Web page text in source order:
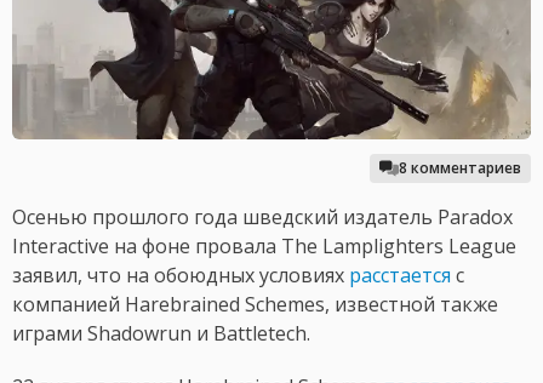
8 комментариев
Осенью прошлого года шведский издатель Paradox
Interactive на фоне провала The Lamplighters League
заявил, что на обоюдных условиях расстается с
компанией Harebrained Schemes, известной также
играми Shadowrun и Battletech.